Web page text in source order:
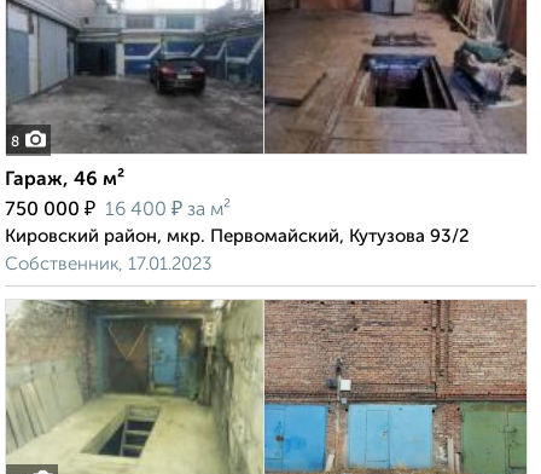
8
Гараж, 46 м²
750 000 ₽ 16 400 ₽ за м²
Кировский район, мкр. Первомайский, Кутузова 93/2
Собственник, 17.01.2023